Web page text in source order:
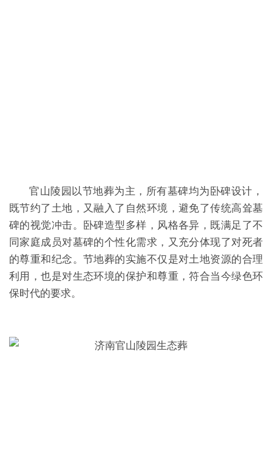
官山陵园以节地葬为主，所有墓碑均为卧碑设计，
既节约了土地，又融入了自然环境，避免了传统高耸墓
碑的视觉冲击。卧碑造型多样，风格各异，既满足了不
同家庭成员对墓碑的个性化需求，又充分体现了对死者
的尊重和纪念。节地葬的实施不仅是对土地资源的合理
利用，也是对生态环境的保护和尊重，符合当今绿色环
保时代的要求。